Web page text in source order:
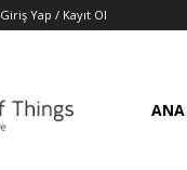
Giriş Yap / Kayıt Ol
ANA